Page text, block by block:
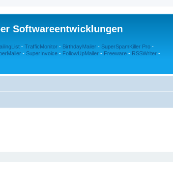
Softwareentwicklungen
- TrafficMonitor - BirthdayMailer - SuperSpamKiller Pro -
- SuperInvoice - FollowUpMailer - Freeware - RSSWriter -